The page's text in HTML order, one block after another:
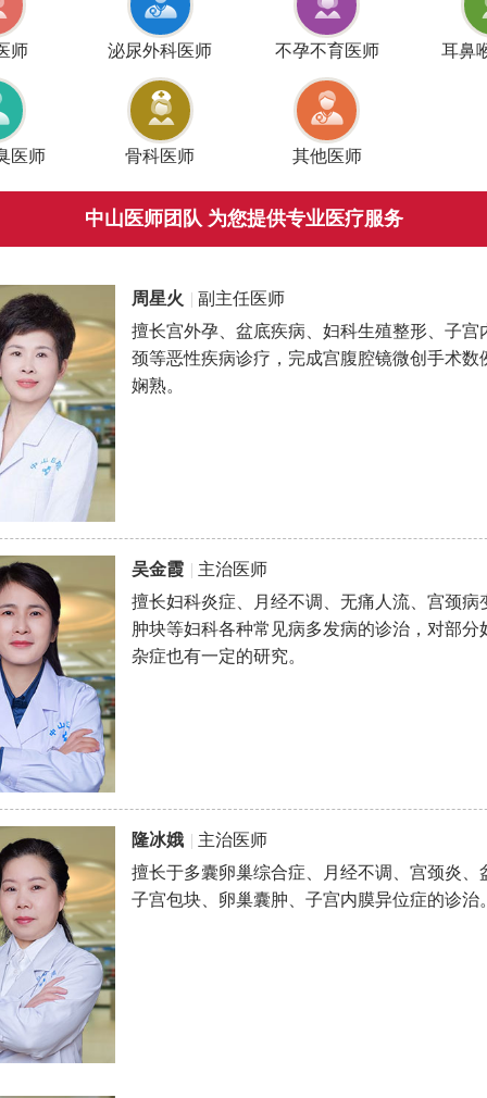
师 泌尿外科医师 不孕不育医师 耳鼻
医师 骨科医师 其他医师
中山医师团队 为您提供专业医疗服务
周星火
副主任医师
擅长宫外孕、盆底疾病、妇科生殖整形、子宫
颈等恶性疾病诊疗，完成宫腹腔镜微创手术数
娴熟。
吴金霞 | 主治医师
擅长妇科炎症、月经不调、无痛人流、宫颈病
肿块等妇科各种常见病多发病的诊治，对部分
杂症也有一定的研究。
隆冰娥 | 主治医师
擅长于多囊卵巢综合症、月经不调、宫颈炎、
子宫包块、卵巢囊肿、子宫内膜异位症的诊治。